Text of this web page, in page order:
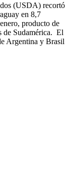
(USDA) recortó
en 8,7
producto de
de Sudamérica. El
Argentina y Brasil